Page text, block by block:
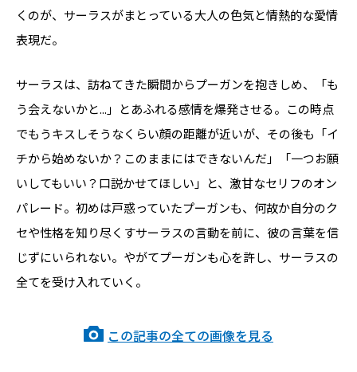
くのが、サーラスがまとっている大人の色気と情熱的な愛情
表現だ。
サーラスは、訪ねてきた瞬間からプーガンを抱きしめ、「も
う会えないかと...」とあふれる感情を爆発させる。この時点
でもうキスしそうなくらい顔の距離が近いが、その後も「イ
チから始めないか？このままにはできないんだ」「一つお願
いしてもいい？口説かせてほしい」と、激甘なセリフのオン
パレード。初めは戸惑っていたプーガンも、何故か自分のク
セや性格を知り尽くすサーラスの言動を前に、彼の言葉を信
じずにいられない。やがてプーガンも心を許し、サーラスの
全てを受け入れていく。
この記事の全ての画像を見る